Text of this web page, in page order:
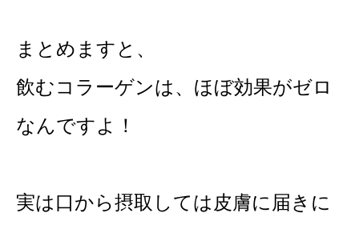
まとめますと、
飲むコラーゲンは、ほぼ効果がゼロ
なんですよ！
実は口から摂取しては皮膚に届きに